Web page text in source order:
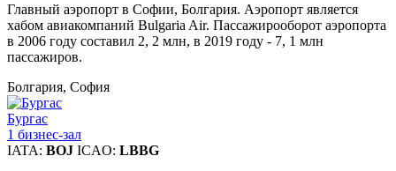
Главный аэропорт в Софии, Болгария. Аэропорт является
хабом авиакомпаний Bulgaria Air. Пассажирооборот аэропорта
в 2006 году составил 2, 2 млн, в 2019 году - 7, 1 млн
пассажиров.
Болгария, София
Бургас
1 бизнес-зал
IATA: BOJ ICAO: LBBG